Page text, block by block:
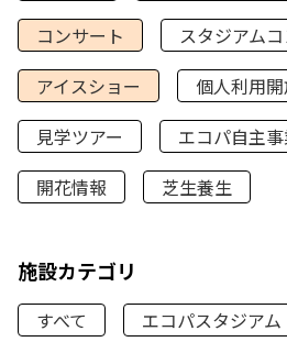
コンサート
スタジアム
アイスショー
個人利用
見学ツアー
エコパ自主
開花情報
芝生養生
施設カテゴリ
すべて エコパスタジアム